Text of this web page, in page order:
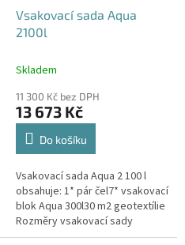
Vsakovací sada Aqua
2100l
Skladem
11 300 Kč bez DPH
13 673 Kč
Do košíku
Vsakovací sada Aqua 2 100 l
obsahuje: 1* pár čel7* vsakovací
blok Aqua 300l30 m2 geotextílie
Rozměry vsakovací sady
840x80x52 cm Nosnost bloků až